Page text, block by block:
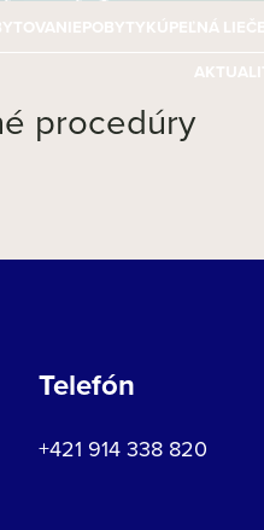
POBYTYKÚPEĽNÁ
procedúry
Telefón
+421 914 338 820